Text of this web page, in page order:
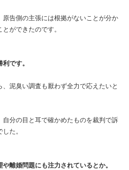
告側の主張には根拠がないことが分か
ができたのです。
です。
泥臭い調査も厭わず全力で応えたいと
分の目と耳で確かめたものを裁判で訴
た。
離婚問題にも注力されているとか。